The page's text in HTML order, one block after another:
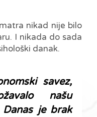
nikad nije bilo
I nikada do sada
danak.
savez,
našu
je brak